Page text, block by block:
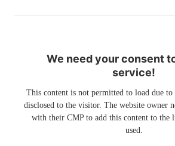
We need your consent
service!
This content is not permitted to load due to
disclosed to the visitor. The website owner
with their CMP to add this content to the
used.